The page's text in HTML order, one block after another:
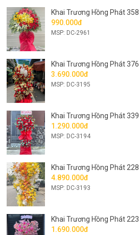
Khai Trương Hồng Phát 358
990.000đ
MSP: DC-2961
Khai Trương Hồng Phát 376
3.690.000đ
MSP: DC-3195
Khai Trương Hồng Phát 339
1.290.000đ
MSP: DC-3194
Khai Trương Hồng Phát 228
4.890.000đ
MSP: DC-3193
Khai Trương Hồng Phát 223
1.690.000đ